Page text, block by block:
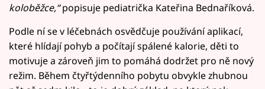
koloběžce,“popisuje pediatrička Kateřina Bednaříková.
Podle ní se v léčebnách osvědčuje používání aplikací,
které hlídají pohyb a počítají spálené kalorie, děti to
motivuje a zároveň jim to pomáhá dodržet pro ně nový
režim. Během čtyřtýdenního pobytu obvykle zhubnou